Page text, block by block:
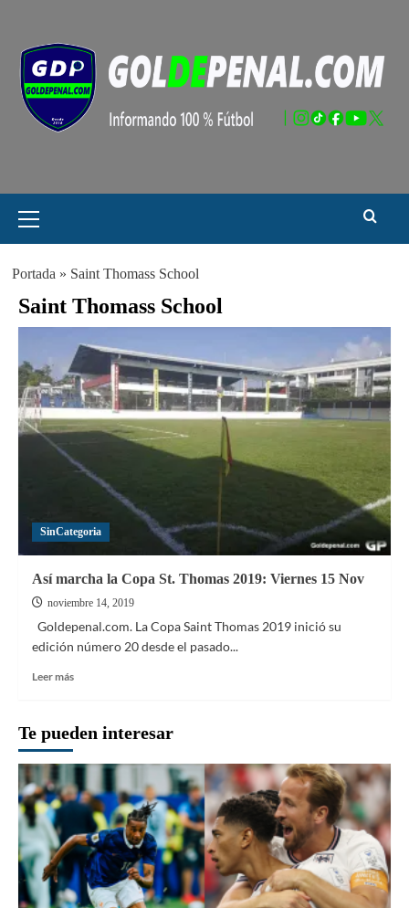
contenido
principal
Portada » Saint Thomass School
Saint Thomass School
SinCategoria
Así marcha la Copa St. Thomas 2019: Viernes 15 Nov
noviembre 14, 2019
Goldepenal.com. La Copa Saint Thomas 2019 inició su
edición número 20 desde el pasado...
Leer másLeer
Así
marcha
la
St.
Thomas
2019:
Viernes
15
Nov
Te pueden interesar